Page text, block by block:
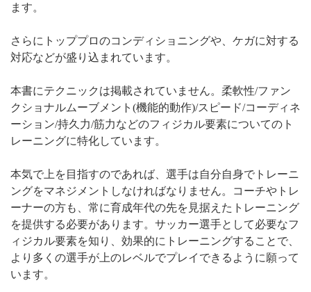
ます。
さらにトッププロのコンディショニングや、ケガに対する
対応などが盛り込まれています。
本書にテクニックは掲載されていません。柔軟性/ファン
クショナルムーブメント(機能的動作)/スピード/コーディネ
ーション/持久力/筋力などのフィジカル要素についてのト
レーニングに特化しています。
本気で上を目指すのであれば、選手は自分自身でトレーニ
ングをマネジメントしなければなりません。コーチやトレ
ーナーの方も、常に育成年代の先を見据えたトレーニング
を提供する必要があります。サッカー選手として必要なフ
ィジカル要素を知り、効果的にトレーニングすることで、
より多くの選手が上のレベルでプレイできるように願って
います。